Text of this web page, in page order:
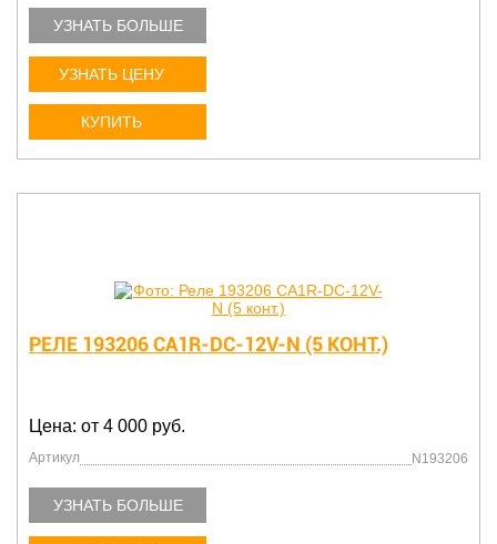
УЗНАТЬ БОЛЬШЕ
УЗНАТЬ ЦЕНУ
КУПИТЬ
РЕЛЕ 193206 CA1R-DC-12V-N (5 КОНТ.)
Цена: от 4 000 руб.
Артикул N193206
УЗНАТЬ БОЛЬШЕ